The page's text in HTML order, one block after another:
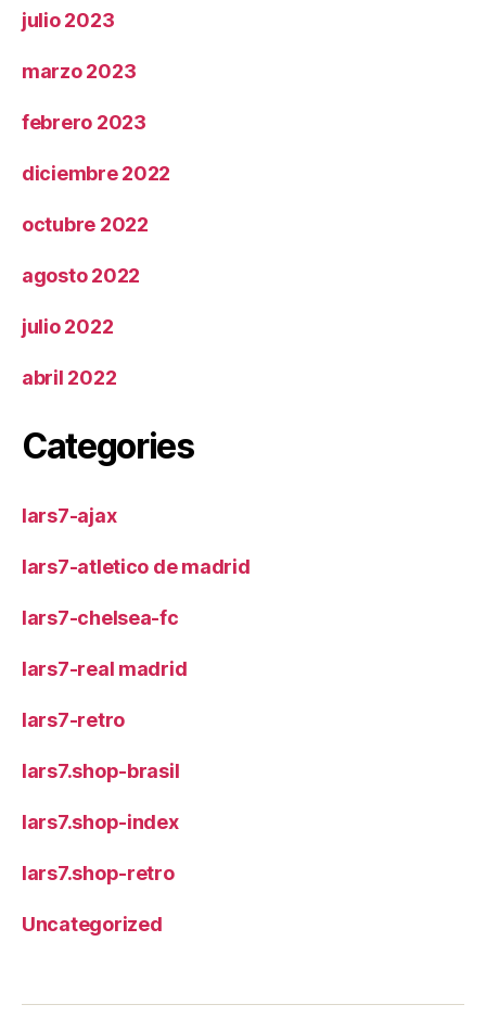
julio 2023
marzo 2023
febrero 2023
diciembre 2022
octubre 2022
agosto 2022
julio 2022
abril 2022
Categories
lars7-ajax
lars7-atletico de madrid
lars7-chelsea-fc
lars7-real madrid
lars7-retro
lars7.shop-brasil
lars7.shop-index
lars7.shop-retro
Uncategorized